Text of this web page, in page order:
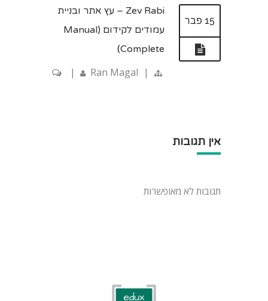
15 פבר
Zev Rabi – עץ אתר ובניית
עמודים לקידום (Manual
Complete)
Ran Magal |
|
אין תגובות
תגובות לא מאופשרות